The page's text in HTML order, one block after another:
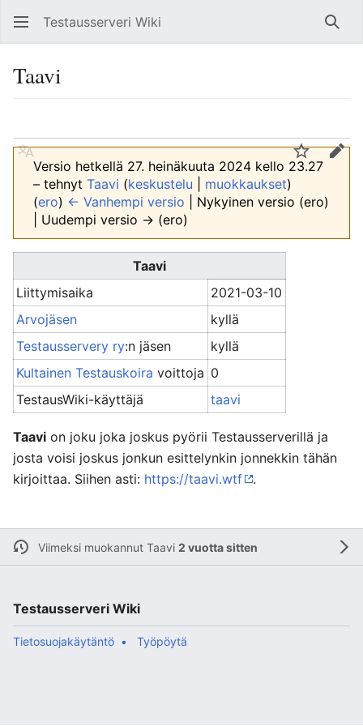
Testausserveri Wiki Hae
Taavi
Kieli Tarkkaile
Versio hetkellä 27. heinäkuuta 2024 kello 23.27
– tehnyt Taavi (keskustelu muokkaukset)
(ero) ← Vanhempi versio | Nykyinen versio (ero)
| Uudempi versio → (ero)
Taavi
Liittymisaika
2021-03-10
Arvojäsen
kyllä
Testausservery ry:n jäsen
kyllä
Kultainen Testauskoira voittoja 0
TestausWiki-käyttäjä
taavi
Taavi on joku joka joskus pyörii Testausserverillä ja
josta voisi joskus jonkun esittelynkin jonnekkin tähän
kirjoittaa. Siihen asti: https://taavi.wtf .
Viimeksi muokannut Taavi 2 vuotta sitten
Testausserveri Wiki
Tietosuojakäytäntö Työpöytä